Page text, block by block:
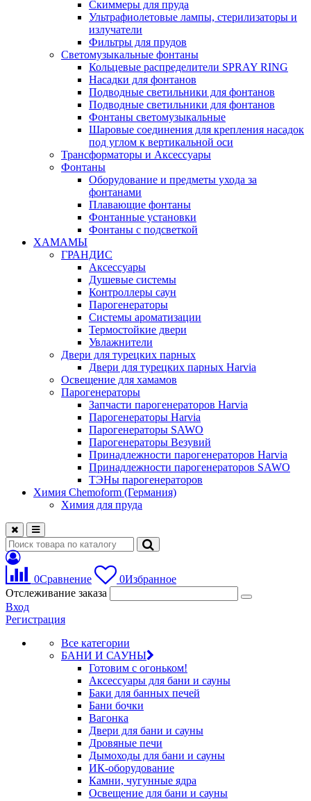
Скиммеры для пруда
Ультрафиолетовые лампы, стерилизаторы и
излучатели
Фильтры для прудов
Светомузыкальные фонтаны
Кольцевые распределители SPRAY RING
Насадки для фонтанов
Подводные светильники для фонтанов
Подводные светильники для фонтанов
Фонтаны светомузыкальные
Шаровые соединения для крепления насадок
под углом к вертикальной оси
Трансформаторы и Аксессуары
Фонтаны
Оборудование и предметы ухода за
фонтанами
Плавающие фонтаны
Фонтанные установки
Фонтаны с подсветкой
ХАМАМЫ
ГРАНДИС
Аксессуары
Душевые системы
Контроллеры саун
Парогенераторы
Системы ароматизации
Термостойкие двери
Увлажнители
Двери для турецких парных
Двери для турецких парных Harvia
Освещение для хамамов
Парогенераторы
Запчасти парогенераторов Harvia
Парогенераторы Harvia
Парогенераторы SAWO
Парогенераторы Везувий
Принадлежности парогенераторов Harvia
Принадлежности парогенераторов SAWO
ТЭНы парогенераторов
Химия Chemoform (Германия)
Химия для пруда
0Сравнение 0Избранное
Отслеживание заказа
Вход
Регистрация
Все категории
БАНИ И САУНЫ
Готовим с огоньком!
Аксессуары для бани и сауны
Баки для банных печей
Бани бочки
Вагонка
Двери для бани и сауны
Дровяные печи
Дымоходы для бани и сауны
ИК-оборудование
Камни, чугунные ядра
Освещение для бани и сауны